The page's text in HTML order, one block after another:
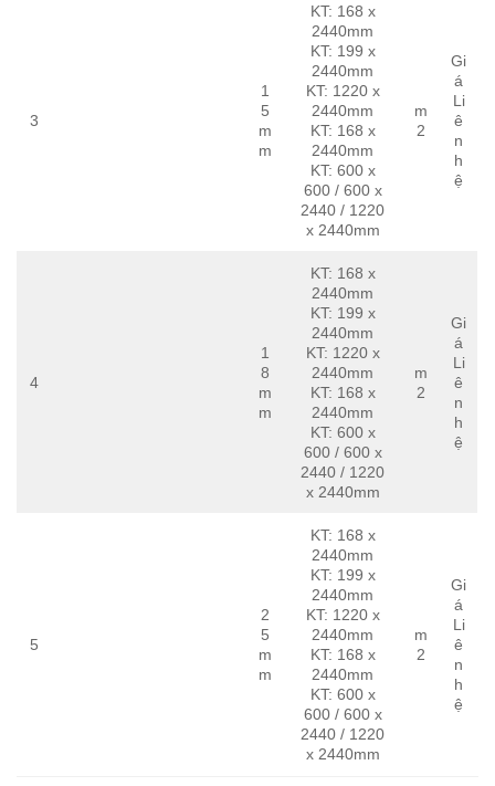
3
1
5
m
m
KT: 168 x
2440mm
KT: 199 x
2440mm
KT: 1220 x
2440mm
KT: 168 x
2440mm
KT: 600 x
600 / 600 x
2440 / 1220
x 2440mm
m
2
Gi
á
Li
ê
n
h
ệ
4
1
8
m
m
KT: 168 x
2440mm
KT: 199 x
2440mm
KT: 1220 x
2440mm
KT: 168 x
2440mm
KT: 600 x
600 / 600 x
2440 / 1220
x 2440mm
m
2
Gi
á
Li
ê
n
h
ệ
5
2
5
m
m
KT: 168 x
2440mm
KT: 199 x
2440mm
KT: 1220 x
2440mm
KT: 168 x
2440mm
KT: 600 x
600 / 600 x
2440 / 1220
x 2440mm
m
2
Gi
á
Li
ê
n
h
ệ